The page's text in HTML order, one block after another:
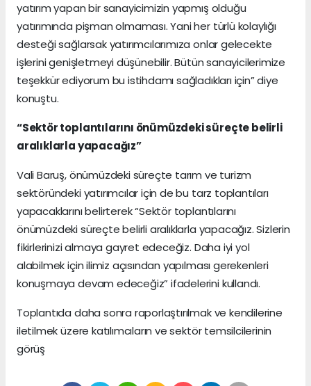
yatırım yapan bir sanayicimizin yapmış olduğu
yatırımında pişman olmaması. Yani her türlü kolaylığı
desteği sağlarsak yatırımcılarımıza onlar gelecekte
işlerini genişletmeyi düşünebilir. Bütün sanayicilerimize
teşekkür ediyorum bu istihdamı sağladıkları için” diye
konuştu.
“Sektör toplantılarını önümüzdeki süreçte belirli
aralıklarla yapacağız”
Vali Baruş, önümüzdeki süreçte tarım ve turizm
sektöründeki yatırımcılar için de bu tarz toplantıları
yapacaklarını belirterek “Sektör toplantılarını
önümüzdeki süreçte belirli aralıklarla yapacağız. Sizlerin
fikirlerinizi almaya gayret edeceğiz. Daha iyi yol
alabilmek için ilimiz açısından yapılması gerekenleri
konuşmaya devam edeceğiz” ifadelerini kullandı.
Toplantıda daha sonra raporlaştırılmak ve kendilerine
iletilmek üzere katılımcıların ve sektör temsilcilerinin
görüş